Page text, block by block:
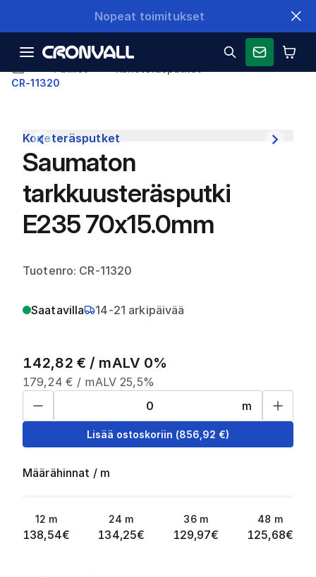
Nopeat toimitukset
CR-11320
Koneteräsputket
Saumaton
tarkkuusteräsputki
E235 70x15.0mm
Tuotenro: CR-11320
Saatavilla 14-21 arkipäivää
142,82 € / mALV 0%
179,24 € / mALV 25,5%
m
Lisää ostoskoriin (856,92 €)
Määrähinnat / m
12 m
138,54€
24 m
134,25€
36 m
129,97€
48 m
125,68€